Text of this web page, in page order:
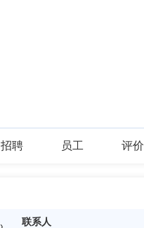
招聘 员工 评价
联系人